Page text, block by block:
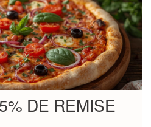
DE REMISE